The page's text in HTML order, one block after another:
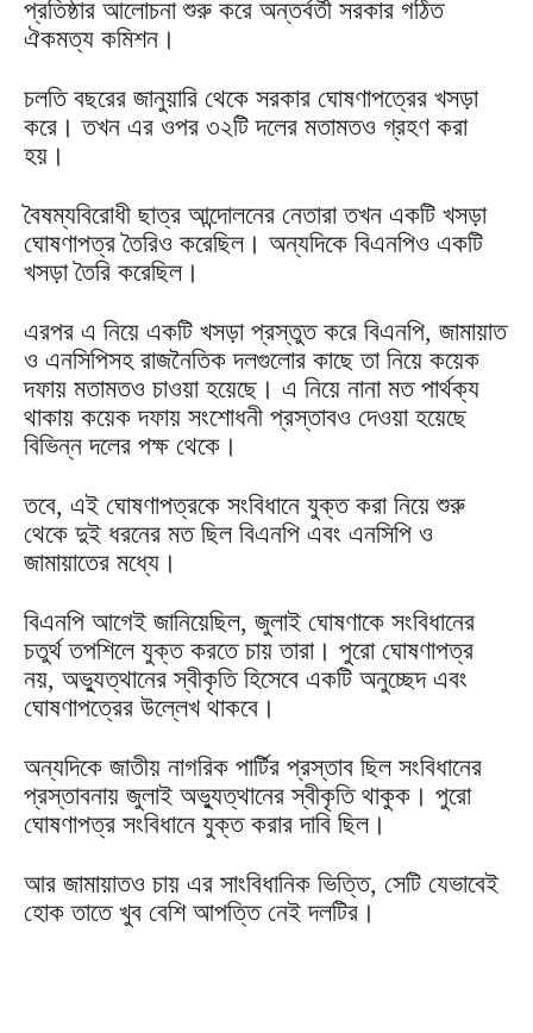
প্রতিষ্ঠার আলোচনা শুরু করে অন্তর্বর্তী সরকার গঠিত
ঐকমত্য কমিশন।
চলতি বছরের জানুয়ারি থেকে সরকার ঘোষণাপত্রের খসড়া
করে। তখন এর ওপর ৩২টি দলের মতামতও গ্রহণ করা
হয়।
বৈষম্যবিরোধী ছাত্র আন্দোলনের নেতারা তখন একটি খসড়া
ঘোষণাপত্র তৈরিও করেছিল। অন্যদিকে বিএনপিও একটি
খসড়া তৈরি করেছিল।
এরপর এ নিয়ে একটি খসড়া প্রস্তুত করে বিএনপি, জামায়াত
ও এনসিপিসহ রাজনৈতিক দলগুলোর কাছে তা নিয়ে কয়েক
দফায় মতামতও চাওয়া হয়েছে। এ নিয়ে নানা মত পার্থক্য
থাকায় কয়েক দফায় সংশোধনী প্রস্তাবও দেওয়া হয়েছে
বিভিন্ন দলের পক্ষ থেকে।
তবে, এই ঘোষণাপত্রকে সংবিধানে যুক্ত করা নিয়ে শুরু
থেকে দুই ধরনের মত ছিল বিএনপি এবং এনসিপি ও
জামায়াতের মধ্যে।
বিএনপি আগেই জানিয়েছিল, জুলাই ঘোষণাকে সংবিধানের
চতুর্থ তপশিলে যুক্ত করতে চায় তারা। পুরো ঘোষণাপত্র
নয়, অভ্যুত্থানের স্বীকৃতি হিসেবে একটি অনুচ্ছেদ এবং
ঘোষণাপত্রের উল্লেখ থাকবে।
অন্যদিকে জাতীয় নাগরিক পার্টির প্রস্তাব ছিল সংবিধানের
প্রস্তাবনায় জুলাই অভ্যুত্থানের স্বীকৃতি থাকুক। পুরো
ঘোষণাপত্র সংবিধানে যুক্ত করার দাবি ছিল।
আর জামায়াতও চায় এর সাংবিধানিক ভিত্তি, সেটি যেভাবেই
হোক তাতে খুব বেশি আপত্তি নেই দলটির।